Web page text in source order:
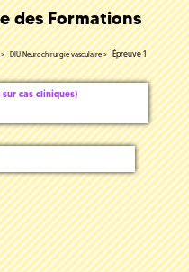
des Formations
DIU Neurochirurgie vasculaire
Épreuve 1
sur cas cliniques)